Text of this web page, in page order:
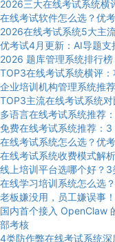
2026三大在线考试系统横
在线考试软件怎么选？优
2026在线考试系统5大主
优考试4月更新：AI导题
2026 题库管理系统排行
TOP3在线考试系统横评
企业培训机构管理系统推
TOP3主流在线考试系统
多语言在线考试系统推荐
免费在线考试系统推荐：
在线考试系统怎么选？优
在线考试系统收费模式解
线上培训平台选哪个好？
在线学习培训系统怎么选
老板嫌没用，员工嫌误事
国内首个接入 OpenClaw
部考核
4类防作弊在线考试系统